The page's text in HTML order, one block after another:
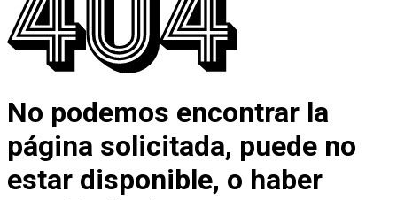
No podemos encontrar la
página solicitada, puede no
estar disponible, o haber